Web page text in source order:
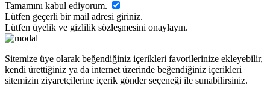
Tamamını kabul ediyorum.
Lütfen geçerli bir mail adresi giriniz.
Lütfen üyelik ve gizlilik sözleşmesini onaylayın.
Sitemize üye olarak beğendiğiniz içerikleri favorilerinize ekleyebilir,
kendi ürettiğiniz ya da internet üzerinde beğendiğiniz içerikleri
sitemizin ziyaretçilerine içerik gönder seçeneği ile sunabilirsiniz.